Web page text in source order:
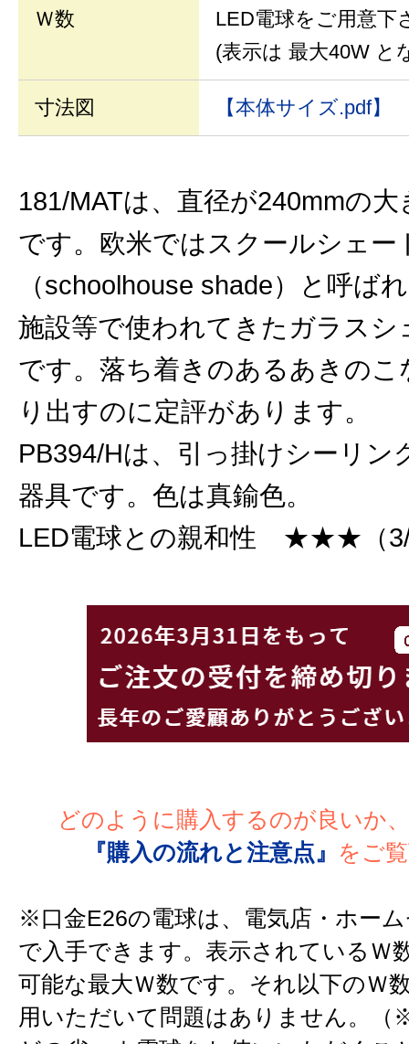
Ｗ数
LED電球をご用意下
(表示は 最大40W と
寸法図 【本体サイズ.pdf】
181/MATは、直径が240mmの
です。欧米ではスクールシェー
（schoolhouse shade）と呼ば
施設等で使われてきたガラスシ
です。落ち着きのあるあきのこ
り出すのに定評があります。
PB394/Hは、引っ掛けシーリン
器具です。色は真鍮色。
LED電球との親和性 ★★★（
どのように購入するのが良いか
『購入の流れと注意点』
をご
※口金E26の電球は、電気店・ホー
で入手できます。表示されているＷ
可能な最大Ｗ数です。それ以下のＷ
用いただいて問題はありません。（